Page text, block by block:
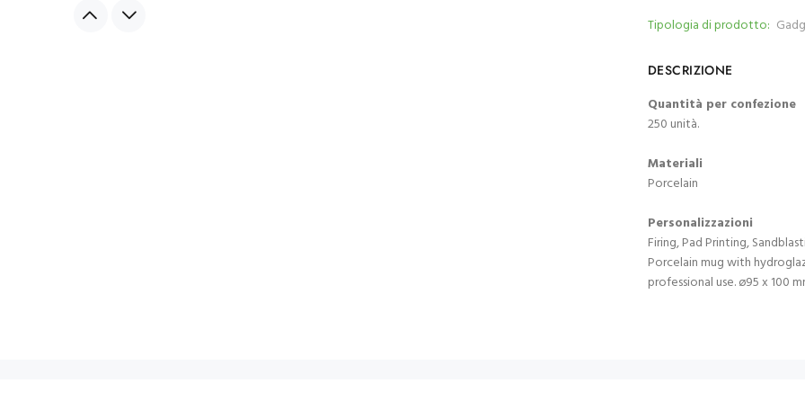
Tipologia di prodotto:
DESCRIZIONE
Quantità per confezione
250 unità.
Materiali
Porcelain
Personalizzazioni
Firing, Pad Printing,
Porcelain mug with
professional use. ø95 x 100